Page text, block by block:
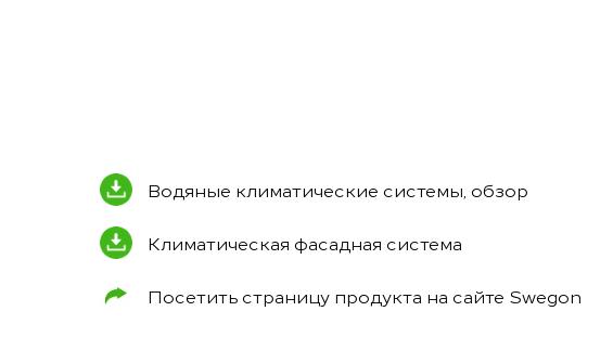
Водяные климатические системы, обзор
Климатическая фасадная система
Посетить страницу продукта на сайте Swegon